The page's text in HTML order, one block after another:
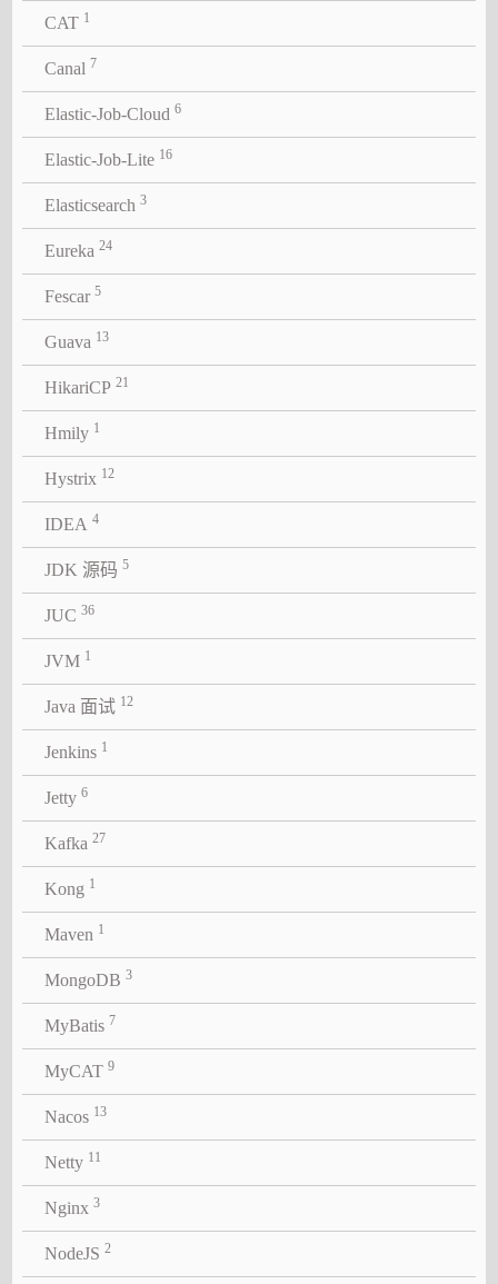
CAT 1
Canal 7
Elastic-Job-Cloud 6
Elastic-Job-Lite 16
Elasticsearch 3
Eureka 24
Fescar 5
Guava 13
HikariCP 21
Hmily 1
Hystrix 12
IDEA 4
JDK 源码 5
JUC 36
JVM 1
Java 面试 12
Jenkins 1
Jetty 6
Kafka 27
Kong 1
Maven 1
MongoDB 3
MyBatis 7
MyCAT 9
Nacos 13
Netty 11
Nginx 3
NodeJS 2